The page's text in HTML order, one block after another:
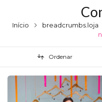
Início breadcrumbs.loja
Ordenar